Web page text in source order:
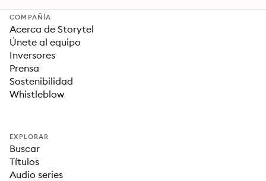
COMPAÑÍA
Acerca de Storytel
Únete al equipo
Inversores
Prensa
Sostenibilidad
Whistleblow
EXPLORAR
Buscar
Títulos
Audio series